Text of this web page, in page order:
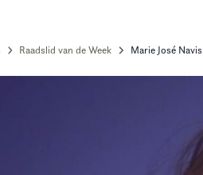
Raadslid van de Week Marie José Navis